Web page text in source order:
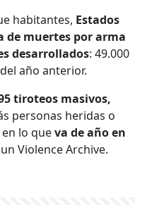
habitantes, Estados
de muertes por arma
desarrollados: 49.000
año anterior.
tiroteos masivos,
personas heridas o
en lo queva de año en
Violence Archive.